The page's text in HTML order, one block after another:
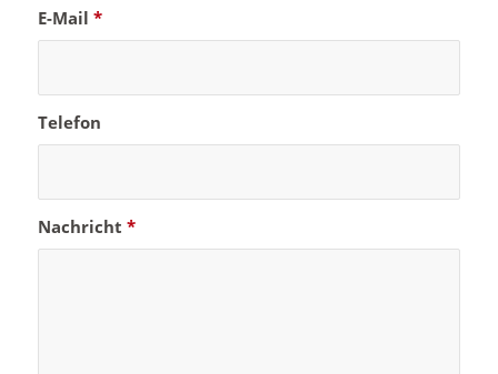
E-Mail *
Telefon
Nachricht *